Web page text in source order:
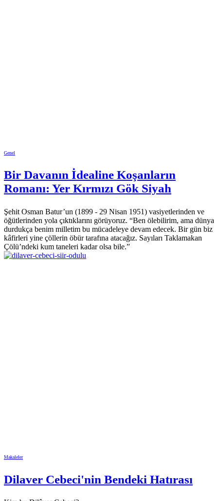
Genel
Bir Davanın İdealine Koşanların
Romanı: Yer Kırmızı Gök Siyah
Şehit Osman Batur’un (1899 - 29 Nisan 1951) vasiyetlerinden ve
öğütlerinden yola çıktıklarını görüyoruz. “Ben ölebilirim, ama dünya
durdukça benim milletim bu mücadeleye devam edecek. Bir gün biz
kâfirleri yine çöllerin öbür tarafına atacağız. Sayıları Taklamakan
Çölü’ndeki kum taneleri kadar olsa bile.”
Makaleler
Dilaver Cebeci'nin Bendeki Hatırası